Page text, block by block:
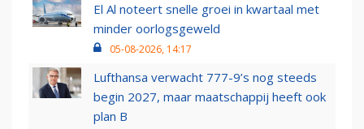
El Al noteert snelle groei in kwartaal met
minder oorlogsgeweld
05-08-2026, 14:17
Lufthansa verwacht 777-9’s nog steeds
begin 2027, maar maatschappij heeft ook
plan B